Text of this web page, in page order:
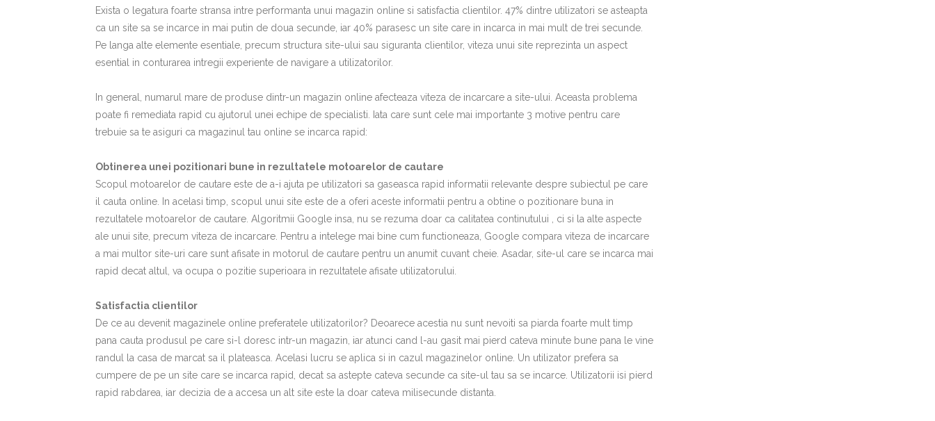
Exista o legatura foarte stransa intre performanta unui magazin online si satisfactia clientilor. 47% dintre utilizatori se asteapta
ca un site sa se incarce in mai putin de doua secunde, iar 40% parasesc un site care in incarca in mai mult de trei secunde.
Pe langa alte elemente esentiale, precum structura site-ului sau siguranta clientilor, viteza unui site reprezinta un aspect
esential in conturarea intregii experiente de navigare a utilizatorilor.
In general, numarul mare de produse dintr-un magazin online afecteaza viteza de incarcare a site-ului. Aceasta problema
poate fi remediata rapid cu ajutorul unei echipe de specialisti. Iata care sunt cele mai importante 3 motive pentru care
trebuie sa te asiguri ca magazinul tau online se incarca rapid:
Obtinerea unei pozitionari bune in rezultatele motoarelor de cautare
Scopul motoarelor de cautare este de a-i ajuta pe utilizatori sa gaseasca rapid informatii relevante despre subiectul pe care
il cauta online. In acelasi timp, scopul unui site este de a oferi aceste informatii pentru a obtine o pozitionare buna in
rezultatele motoarelor de cautare. Algoritmii Google insa, nu se rezuma doar ca calitatea continutului , ci si la alte aspecte
ale unui site, precum viteza de incarcare. Pentru a intelege mai bine cum functioneaza, Google compara viteza de incarcare
a mai multor site-uri care sunt afisate in motorul de cautare pentru un anumit cuvant cheie. Asadar, site-ul care se incarca mai
rapid decat altul, va ocupa o pozitie superioara in rezultatele afisate utilizatorului.
Satisfactia clientilor
De ce au devenit magazinele online preferatele utilizatorilor? Deoarece acestia nu sunt nevoiti sa piarda foarte mult timp
pana cauta produsul pe care si-l doresc intr-un magazin, iar atunci cand l-au gasit mai pierd cateva minute bune pana le vine
randul la casa de marcat sa il plateasca. Acelasi lucru se aplica si in cazul magazinelor online. Un utilizator prefera sa
cumpere de pe un site care se incarca rapid, decat sa astepte cateva secunde ca site-ul tau sa se incarce. Utilizatorii isi pierd
rapid rabdarea, iar decizia de a accesa un alt site este la doar cateva milisecunde distanta.